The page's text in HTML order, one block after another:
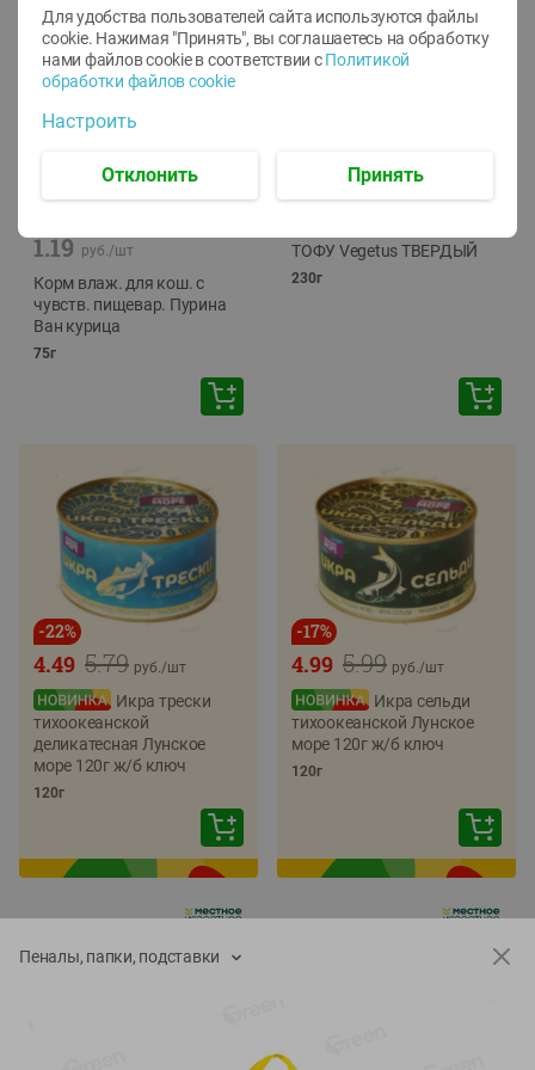
1.19 руб./шт
Корм влаж. для кош. с
чувств. пищевар. Пурина
Ван курица
75г
ТОФУ Vegetus ТВЕРДЫЙ
230г
-22%
5.79
4.49 руб./шт
Икра трески
тихоокеанской
деликатесная Лунское
море 120г ж/б ключ
120г
-17%
5.99
4.99 руб./шт
Икра сельди
тихоокеанской Лунское
море 120г ж/б ключ
120г
Пеналы, папки, подставки
Для удобства пользователей сайта используются файлы
cookie. Нажимая "Принять", вы соглашаетесь на обработку
нами файлов cookie в соответствии с Политикой
обработки файлов cookie
Настроить
Отклонить Принять